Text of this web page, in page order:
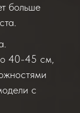
больше
40-45 см,
с